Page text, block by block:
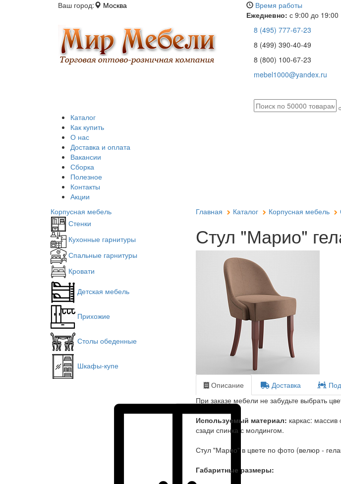
Ваш город: Москва
Время работы
Ежедневно: с 9:00 до 19:00
8 (495) 777-67-23
8 (499) 390-40-49
8 (800) 100-67-23
mebel1000@yandex.ru
Каталог
Как купить
О нас
Доставка и оплата
Вакансии
Сборка
Полезное
Контакты
Акции
Корпусная мебель
Стенки
Кухонные гарнитуры
Спальные гарнитуры
Кровати
Детская мебель
Прихожие
Столы обеденные
Шкафы-купе
Главная Каталог Корпусная мебель
Стул "Марио"
Описание Доставка
При заказе мебели не забудьте выбрать
Используемый материал: каркас:
сзади спинка с молдингом.
Стул "Марио" в цвете по фото (велюр -
Габаритные размеры: